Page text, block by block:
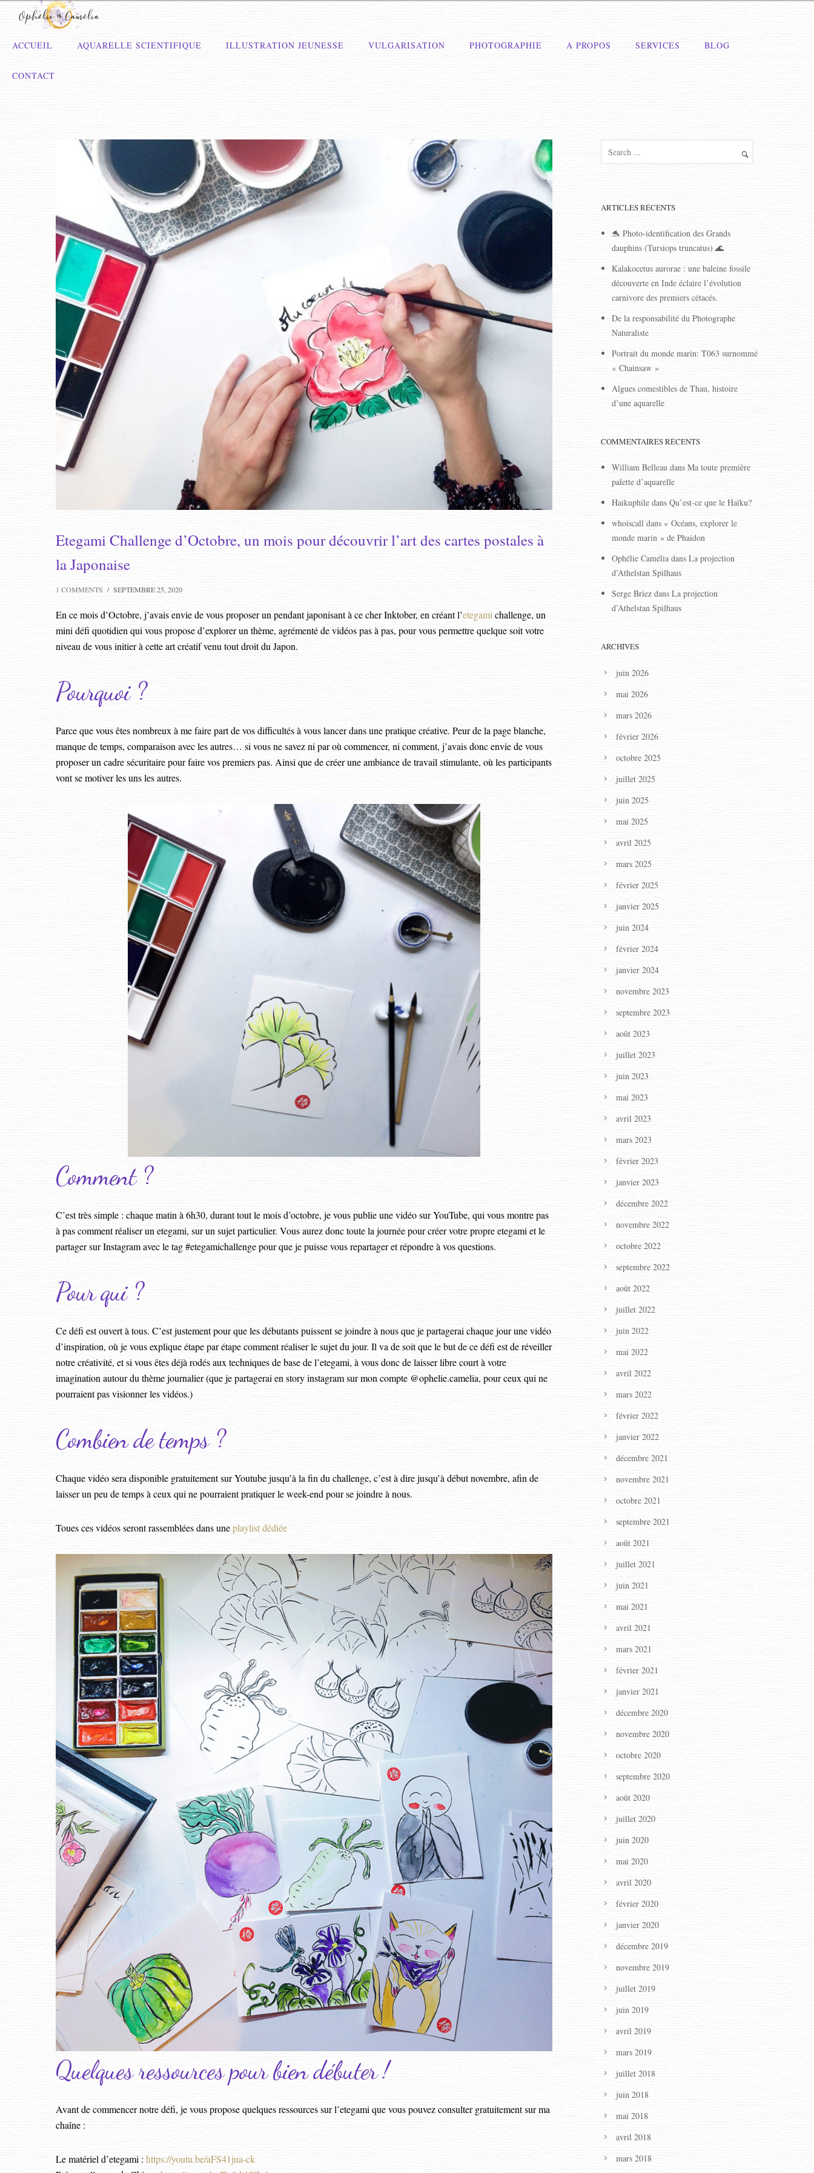
ACCUEIL AQUARELLE SCIENTIFIQUE ILLUSTRATION JEUNESSE VULGARISATION PHOTOGRAPHIE A PROPOS SERVICES BLOG
CONTACT
Etegami Challenge d’Octobre, un mois pour découvrir l’art des cartes postales à
la Japonaise
1 COMMENTS / SEPTEMBRE 25, 2020
En ce mois d’Octobre, j’avais envie de vous proposer un pendant japonisant à ce cher Inktober, en créant l’etegami challenge, un
mini défi quotidien qui vous propose d’explorer un thème, agrémenté de vidéos pas à pas, pour vous permettre quelque soit votre
niveau de vous initier à cette art créatif venu tout droit du Japon.
Pourquoi ?
Parce que vous êtes nombreux à me faire part de vos difficultés à vous lancer dans une pratique créative. Peur de la page blanche,
manque de temps, comparaison avec les autres… si vous ne savez ni par où commencer, ni comment, j’avais donc envie de vous
proposer un cadre sécuritaire pour faire vos premiers pas. Ainsi que de créer une ambiance de travail stimulante, où les participants
vont se motiver les uns les autres.
Comment ?
C’est très simple : chaque matin à 6h30, durant tout le mois d’octobre, je vous publie une vidéo sur YouTube, qui vous montre pas
à pas comment réaliser un etegami, sur un sujet particulier. Vous aurez donc toute la journée pour créer votre propre etegami et le
partager sur Instagram avec le tag #etegamichallenge pour que je puisse vous repartager et répondre à vos questions.
Pour qui ?
Ce défi est ouvert à tous. C’est justement pour que les débutants puissent se joindre à nous que je partagerai chaque jour une vidéo
d’inspiration, où je vous explique étape par étape comment réaliser le sujet du jour. Il va de soit que le but de ce défi est de réveiller
notre créativité, et si vous êtes déjà rodés aux techniques de base de l’etegami, à vous donc de laisser libre court à votre
imagination autour du thème journalier (que je partagerai en story instagram sur mon compte @ophelie.camelia, pour ceux qui ne
pourraient pas visionner les vidéos.)
Combien de temps ?
Chaque vidéo sera disponible gratuitement sur Youtube jusqu’à la fin du challenge, c’est à dire jusqu’à début novembre, afin de
laisser un peu de temps à ceux qui ne pourraient pratiquer le week-end pour se joindre à nous.
Toues ces vidéos seront rassemblées dans uneplaylist dédiée
Quelques ressources pour bien débuter !
Avant de commencer notre défi, je vous propose quelques ressources sur l’etegami que vous pouvez consulter gratuitement sur ma
chaîne :
Le matériel d’etegami : https://youtu.be/aFS41jua-ck
ARTICLES RÉCENTS
🐬 Photo-identification des Grands
dauphins (Tursiops truncatus) 🌊
Kalakocetus aurorae : une baleine fossile
découverte en Inde éclaire l’évolution
carnivore des premiers cétacés.
De la responsabilité du Photographe
Naturaliste
Portrait du monde marin: T063 surnommé
« Chainsaw »
Algues comestibles de Thau, histoire
d’une aquarelle
COMMENTAIRES RÉCENTS
William Belleau dansMa toute première
palette d’aquarelle
Haikuphile dansQu’est-ce que le Haïku?
whoiscall dans « Océans, explorer le
monde marin » de Phaidon
Ophélie Camélia dansLa projection
d’Athelstan Spilhaus
Serge Briez dansLa projection
d’Athelstan Spilhaus
ARCHIVES
juin 2026
mai 2026
mars 2026
février 2026
octobre 2025
juillet 2025
juin 2025
mai 2025
avril 2025
mars 2025
février 2025
janvier 2025
juin 2024
février 2024
janvier 2024
novembre 2023
septembre 2023
août 2023
juillet 2023
juin 2023
mai 2023
avril 2023
mars 2023
février 2023
janvier 2023
décembre 2022
novembre 2022
octobre 2022
septembre 2022
août 2022
juillet 2022
juin 2022
mai 2022
avril 2022
mars 2022
février 2022
janvier 2022
décembre 2021
novembre 2021
octobre 2021
septembre 2021
août 2021
juillet 2021
juin 2021
mai 2021
avril 2021
mars 2021
février 2021
janvier 2021
décembre 2020
novembre 2020
octobre 2020
septembre 2020
août 2020
juillet 2020
juin 2020
mai 2020
avril 2020
février 2020
janvier 2020
décembre 2019
novembre 2019
juillet 2019
juin 2019
avril 2019
mars 2019
juillet 2018
juin 2018
mai 2018
avril 2018
mars 2018